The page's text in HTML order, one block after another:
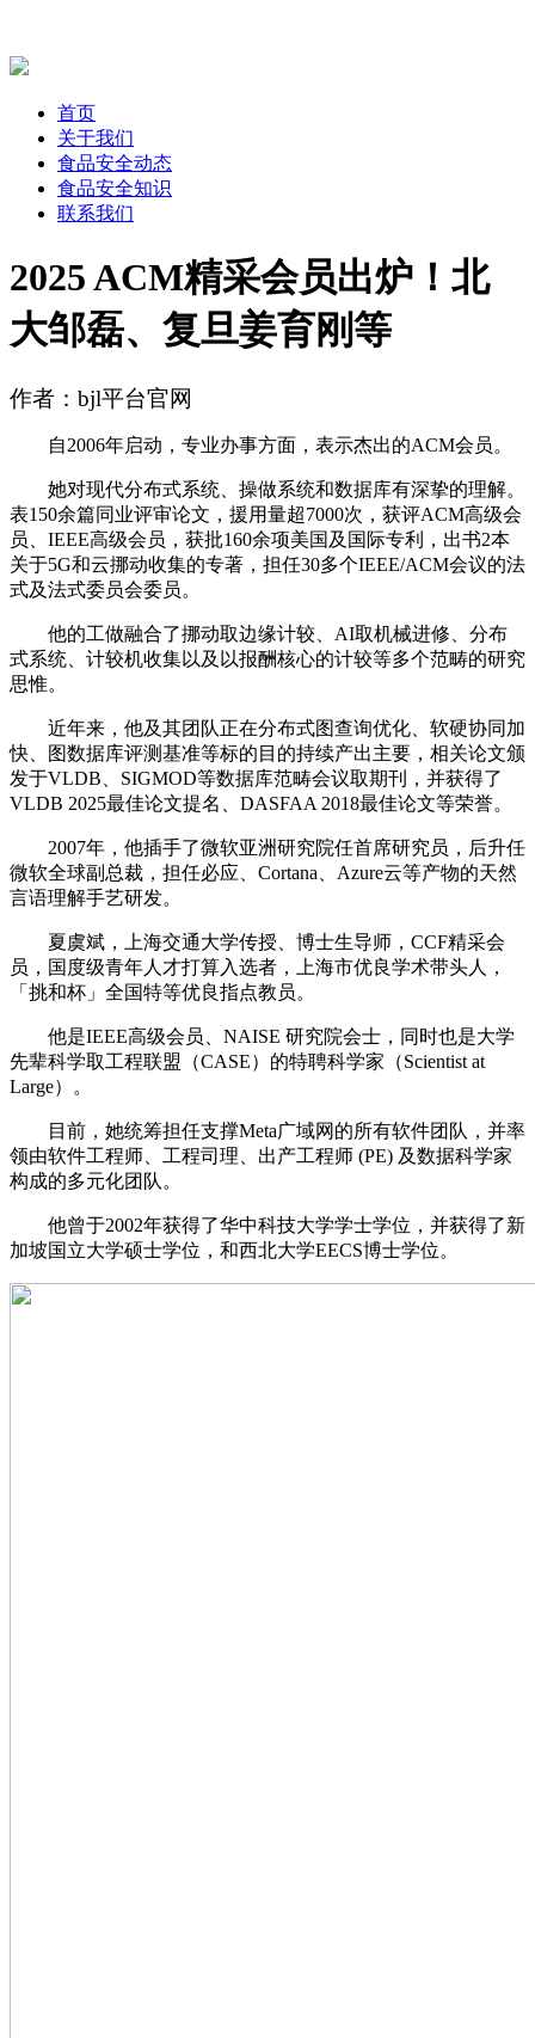
首页
关于我们
食品安全动态
食品安全知识
联系我们
2025 ACM精采会员出炉！北
大邹磊、复旦姜育刚等
作者：bjl平台官网
自2006年启动，专业办事方面，表示杰出的ACM会员。
她对现代分布式系统、操做系统和数据库有深挚的理解。
表150余篇同业评审论文，援用量超7000次，获评ACM高级会
员、IEEE高级会员，获批160余项美国及国际专利，出书2本
关于5G和云挪动收集的专著，担任30多个IEEE/ACM会议的法
式及法式委员会委员。
他的工做融合了挪动取边缘计较、AI取机械进修、分布
式系统、计较机收集以及以报酬核心的计较等多个范畴的研究
思惟。
近年来，他及其团队正在分布式图查询优化、软硬协同加
快、图数据库评测基准等标的目的持续产出主要，相关论文颁
发于VLDB、SIGMOD等数据库范畴会议取期刊，并获得了
VLDB 2025最佳论文提名、DASFAA 2018最佳论文等荣誉。
2007年，他插手了微软亚洲研究院任首席研究员，后升任
微软全球副总裁，担任必应、Cortana、Azure云等产物的天然
言语理解手艺研发。
夏虞斌，上海交通大学传授、博士生导师，CCF精采会
员，国度级青年人才打算入选者，上海市优良学术带头人，
「挑和杯」全国特等优良指点教员。
他是IEEE高级会员、NAISE 研究院会士，同时也是大学
先辈科学取工程联盟（CASE）的特聘科学家（Scientist at
Large）。
目前，她统筹担任支撑Meta广域网的所有软件团队，并率
领由软件工程师、工程司理、出产工程师 (PE) 及数据科学家
构成的多元化团队。
他曾于2002年获得了华中科技大学学士学位，并获得了新
加坡国立大学硕士学位，和西北大学EECS博士学位。